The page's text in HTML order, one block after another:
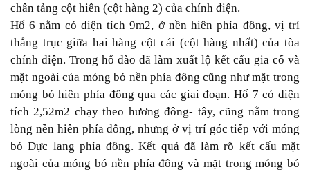
chân tảng cột hiên (cột hàng 2) của chính điện.
Hố 6 nằm có diện tích 9m2, ở nền hiên phía đông, vị trí
thẳng trục giữa hai hàng cột cái (cột hàng nhất) của tòa
chính điện. Trong hố đào đã làm xuất lộ kết cấu gia cố và
mặt ngoài của móng bó nền phía đông cũng như mặt trong
móng bó hiên phía đông qua các giai đoạn. Hố 7 có diện
tích 2,52m2 chạy theo hương đông- tây, cũng nằm trong
lòng nền hiên phía đông, nhưng ở vị trí góc tiếp với móng
bó Dực lang phía đông. Kết quả đã làm rõ kết cấu mặt
ngoài của móng bó nền phía đông và mặt trong móng bó